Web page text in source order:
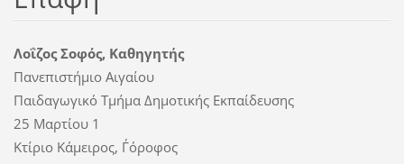
Λοΐζος Σοφός, Καθηγητής
Πανεπιστήμιο Αιγαίου
Παιδαγωγικό Τμήμα Δημοτικής Εκπαίδευσης
25 Μαρτίου 1
Κτίριο Κάμειρος, Γ΄όροφος